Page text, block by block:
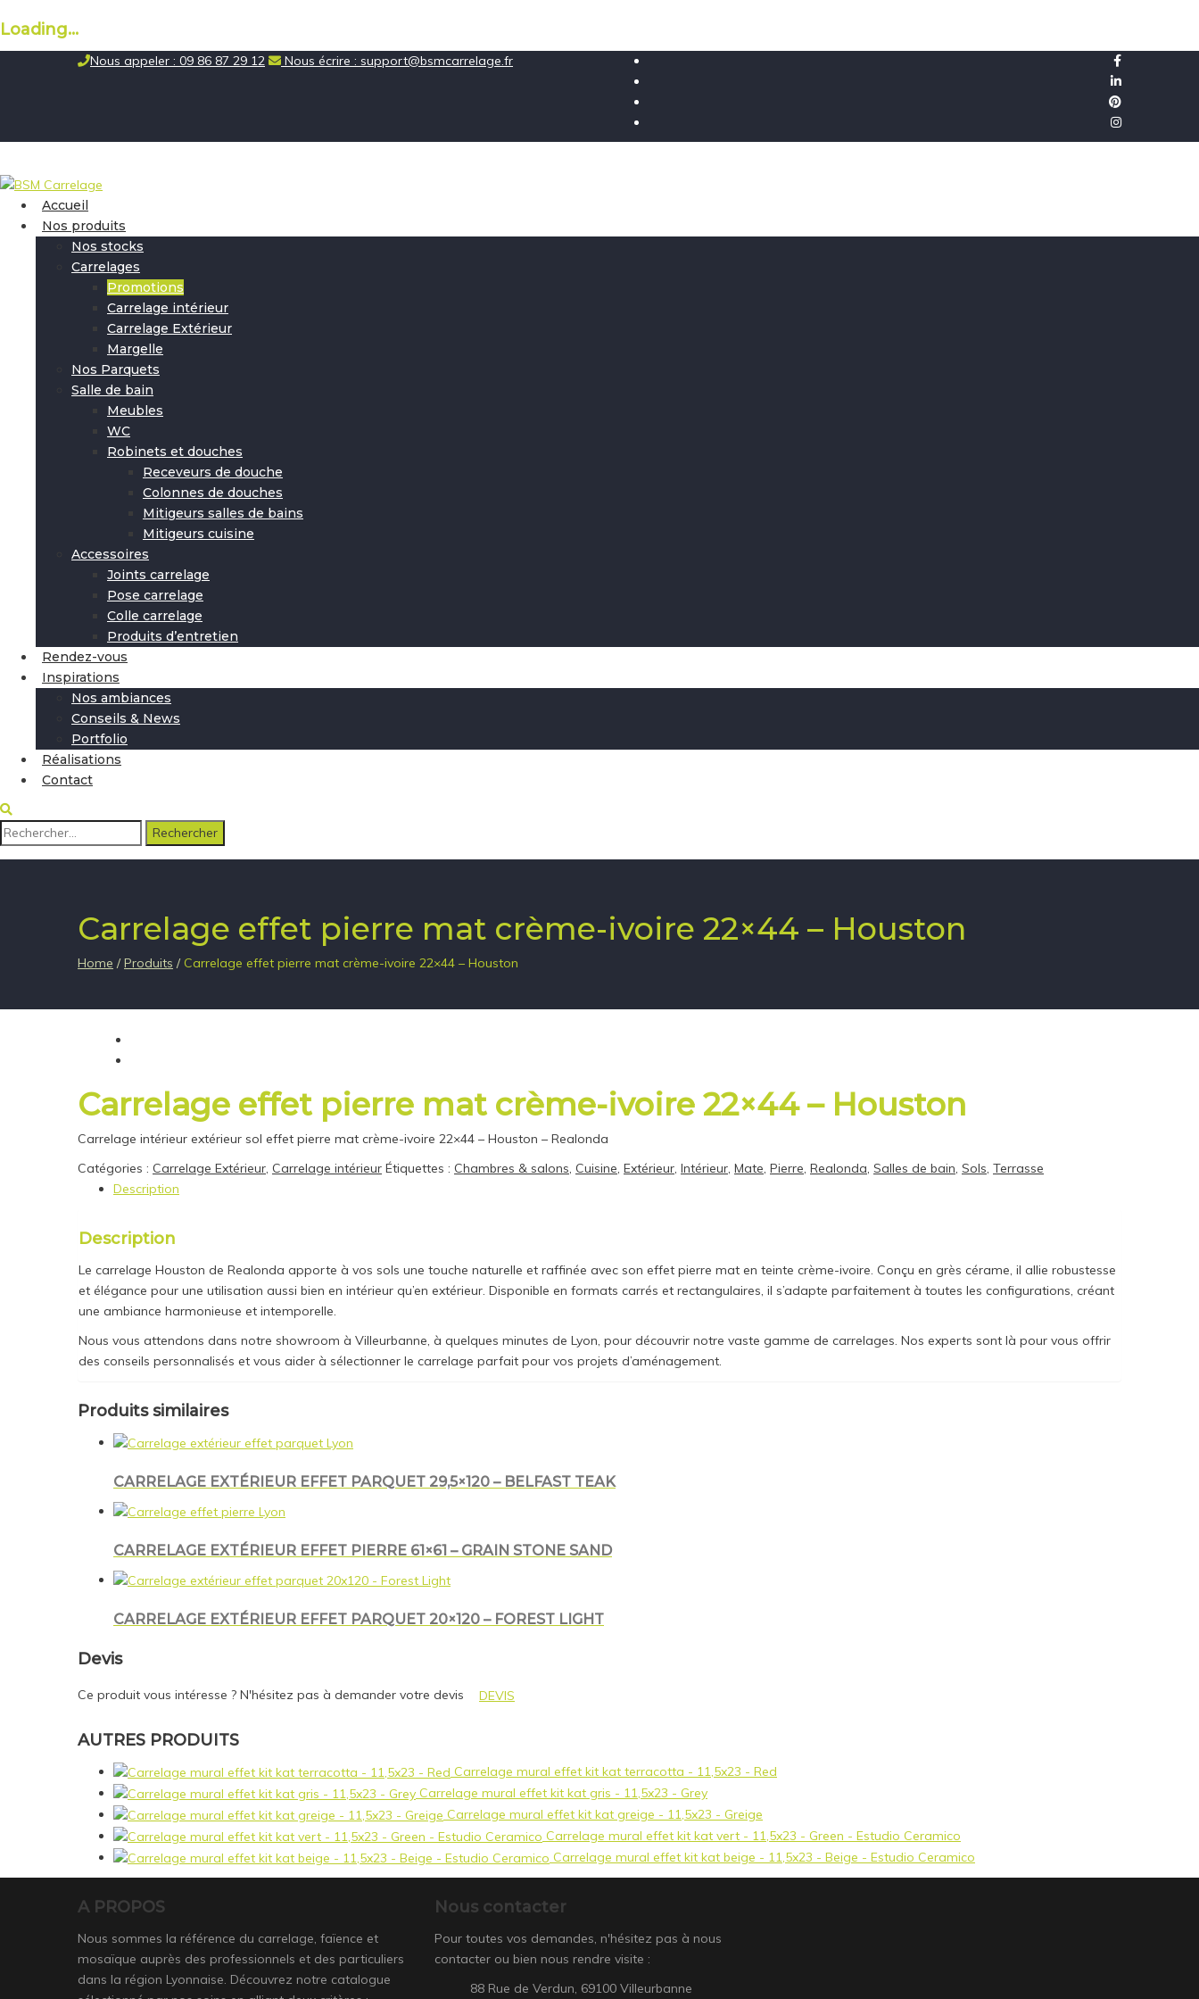
Loading...
Nous appeler : 09 86 87 29 12 Nous écrire : support@bsmcarrelage.fr
Accueil
Nos produits
Nos stocks
Carrelages
Promotions
Carrelage intérieur
Carrelage Extérieur
Margelle
Nos Parquets
Salle de bain
Meubles
WC
Robinets et douches
Receveurs de douche
Colonnes de douches
Mitigeurs salles de bains
Mitigeurs cuisine
Accessoires
Joints carrelage
Pose carrelage
Colle carrelage
Produits d’entretien
Rendez-vous
Inspirations
Nos ambiances
Conseils & News
Portfolio
Réalisations
Contact
Rechercher :
Carrelage effet pierre mat crème-ivoire 22×44 – Houston
Home / Produits / Carrelage effet pierre mat crème-ivoire 22×44 – Houston
Carrelage effet pierre mat crème-ivoire 22×44 – Houston
Carrelage intérieur extérieur sol effet pierre mat crème-ivoire 22×44 – Houston – Realonda
Catégories : Carrelage Extérieur, Carrelage intérieur Étiquettes : Chambres & salons, Cuisine, Extérieur, Intérieur, Mate, Pierre, Realonda, Salles de bain, Sols, Terrasse
Description
Description
Le carrelage Houston de Realonda apporte à vos sols une touche naturelle et raffinée avec son effet pierre mat en teinte crème-ivoire. Conçu en grès cérame, il allie robustesse
et élégance pour une utilisation aussi bien en intérieur qu’en extérieur. Disponible en formats carrés et rectangulaires, il s’adapte parfaitement à toutes les configurations, créant
une ambiance harmonieuse et intemporelle.
Nous vous attendons dans notre showroom à Villeurbanne, à quelques minutes de Lyon, pour découvrir notre vaste gamme de carrelages. Nos experts sont là pour vous offrir
des conseils personnalisés et vous aider à sélectionner le carrelage parfait pour vos projets d’aménagement.
Produits similaires
CARRELAGE EXTÉRIEUR EFFET PARQUET 29,5×120 – BELFAST TEAK
CARRELAGE EXTÉRIEUR EFFET PIERRE 61×61 – GRAIN STONE SAND
CARRELAGE EXTÉRIEUR EFFET PARQUET 20×120 – FOREST LIGHT
Devis
Ce produit vous intéresse ? N'hésitez pas à demander votre devis DEVIS
AUTRES PRODUITS
Carrelage mural effet kit kat terracotta - 11,5x23 - Red
Carrelage mural effet kit kat gris - 11,5x23 - Grey
Carrelage mural effet kit kat greige - 11,5x23 - Greige
Carrelage mural effet kit kat vert - 11,5x23 - Green - Estudio Ceramico
Carrelage mural effet kit kat beige - 11,5x23 - Beige - Estudio Ceramico
A PROPOS
Nous sommes la référence du carrelage, faïence et
mosaïque auprès des professionnels et des particuliers
dans la région Lyonnaise. Découvrez notre catalogue
Nous contacter
Pour toutes vos demandes, n'hésitez pas à nous
contacter ou bien nous rendre visite :
88 Rue de Verdun, 69100 Villeurbanne